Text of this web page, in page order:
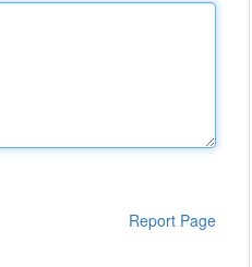
Report Page